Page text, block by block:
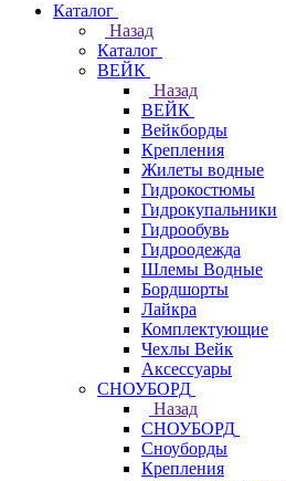
Каталог
Назад
Каталог
ВЕЙК
Назад
ВЕЙК
Вейкборды
Крепления
Жилеты водные
Гидрокостюмы
Гидрокупальники
Гидрообувь
Гидроодежда
Шлемы Водные
Бордшорты
Лайкра
Комплектующие
Чехлы Вейк
Аксессуары
СНОУБОРД
Назад
СНОУБОРД
Сноуборды
Крепления